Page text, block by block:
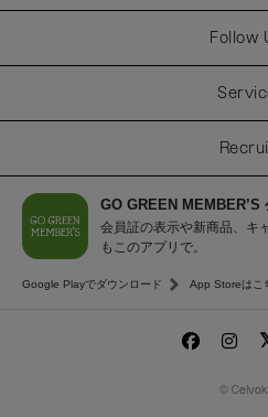
Follow
GO GREEN MEMBER’S
会員証の表示や新商品、キ
もこのアプリで。
Google Playでダウンロード App Storeはこ
©